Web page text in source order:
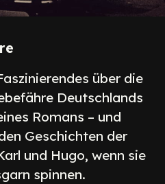
über die
Deutschlands
Romans – und
Geschichten der
und Hugo, wenn sie
spinnen.